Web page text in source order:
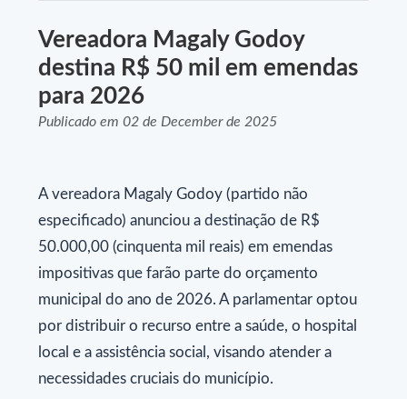
Vereadora Magaly Godoy
destina R$ 50 mil em emendas
para 2026
Publicado em 02 de December de 2025
A vereadora Magaly Godoy (partido não
especificado) anunciou a destinação de R$
50.000,00 (cinquenta mil reais) em emendas
impositivas que farão parte do orçamento
municipal do ano de 2026. A parlamentar optou
por distribuir o recurso entre a saúde, o hospital
local e a assistência social, visando atender a
necessidades cruciais do município.